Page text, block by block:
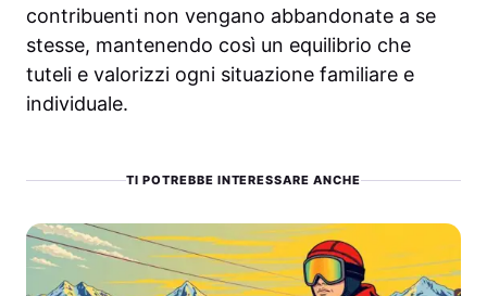
contribuenti non vengano abbandonate a se
stesse, mantenendo così un equilibrio che
tuteli e valorizzi ogni situazione familiare e
individuale.
TI POTREBBE INTERESSARE ANCHE